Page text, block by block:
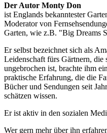
Der Autor Monty Don
ist Englands bekanntester
Moderator von
Garten, wie z.B. "Big Dreams
Er selbst bezeichnet sich als
Leidenschaft fürs Gärtnern, die
ungebrochen ist, brachte ihm
praktische Erfahrung, die die
Bücher und Sendungen seit
schätzen wissen.
Er ist aktiv in den sozialen
Wer gern mehr über ihn